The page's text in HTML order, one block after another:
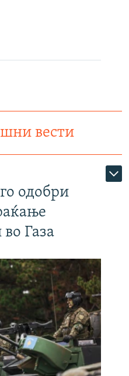
вести
одобри
Газа